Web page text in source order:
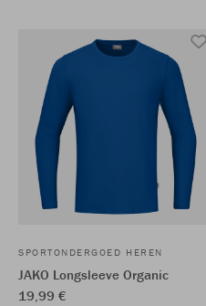
SPORTONDERGOED HEREN
JAKO Longsleeve Organic
19,99 €